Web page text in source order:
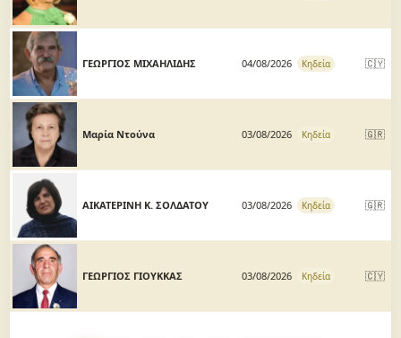
ΓΕΩΡΓΙΟΣ ΜΙΧΑΗΛΙΔΗΣ 04/08/2026 Κηδεία 🇨🇾
Μαρία Ντούνα 03/08/2026 Κηδεία 🇬🇷
ΑΙΚΑΤΕΡΙΝΗ Κ. ΣΟΛΔΑΤΟΥ 03/08/2026 Κηδεία 🇬🇷
ΓΕΩΡΓΙΟΣ ΓΙΟΥΚΚΑΣ 03/08/2026 Κηδεία 🇨🇾